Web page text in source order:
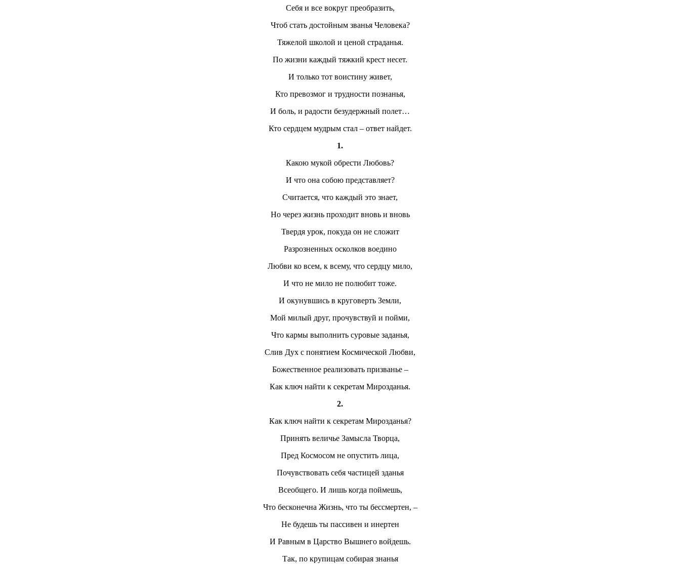
Себя и все вокруг преобразить,
Чтоб стать достойным званья Человека?
Тяжелой школой и ценой страданья.
По жизни каждый тяжкий крест несет.
И только тот воистину живет,
Кто превозмог и трудности познанья,
И боль, и радости безудержный полет…
Кто сердцем мудрым стал – ответ найдет.
1.
Какою мукой обрести Любовь?
И что она собою представляет?
Считается, что каждый это знает,
Но через жизнь проходит вновь и вновь
Твердя урок, покуда он не сложит
Разрозненных осколков воедино
Любви ко всем, к всему, что сердцу мило,
И что не мило не полюбит тоже.
И окунувшись в круговерть Земли,
Мой милый друг, прочувствуй и пойми,
Что кармы выполнить суровые заданья,
Слив Дух с понятием Космической Любви,
Божественное реализовать призванье –
Как ключ найти к секретам Мирозданья.
2.
Как ключ найти к секретам Мирозданья?
Принять величье Замысла Творца,
Пред Космосом не опустить лица,
Почувствовать себя частицей зданья
Всеобщего. И лишь когда поймешь,
Что бесконечна Жизнь, что ты бессмертен, –
Не будешь ты пассивен и инертен
И Равным в Царство Вышнего войдешь.
Так, по крупицам собирая знанья